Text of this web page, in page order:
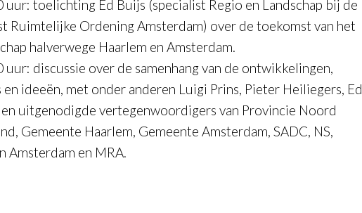
uur: toelichting Ed Buijs (specialist Regio en Landschap bij de
Ruimtelijke Ordening Amsterdam) over de toekomst van het
halverwege Haarlem en Amsterdam.
uur: discussie over de samenhang van de ontwikkelingen,
en ideeën, met onder anderen Luigi Prins, Pieter Heiliegers, Ed
uitgenodigde vertegenwoordigers van Provincie Noord
Gemeente Haarlem, Gemeente Amsterdam, SADC, NS,
Amsterdam en MRA.